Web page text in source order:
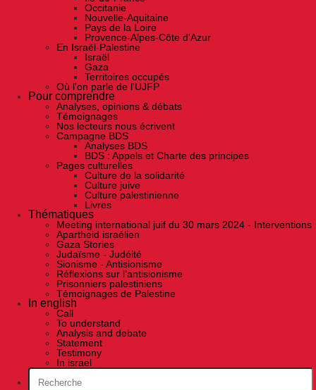
Occitanie
Nouvelle-Aquitaine
Pays de la Loire
Provence-Alpes-Côte d'Azur
En Israël-Palestine
Israël
Gaza
Territoires occupés
Où l'on parle de l'UJFP
Pour comprendre
Analyses, opinions & débats
Témoignages
Nos lecteurs nous écrivent
Campagne BDS
Analyses BDS
BDS : Appels et Charte des principes
Pages culturelles
Culture de la solidarité
Culture juive
Culture palestinienne
Livres
Thématiques
Meeting international juif du 30 mars 2024 - Interventions
Apartheid israélien
Gaza Stories
Judaïsme - Judéité
Sionisme - Antisionisme
Réflexions sur l’antisionisme
Prisonniers palestiniens
Témoignages de Palestine
In english
Call
To understand
Analysis and debate
Statement
Testimony
In israel